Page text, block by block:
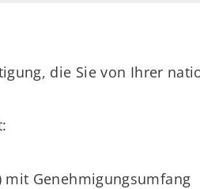
die Sie von Ihrer
mit Genehmigungsumfang